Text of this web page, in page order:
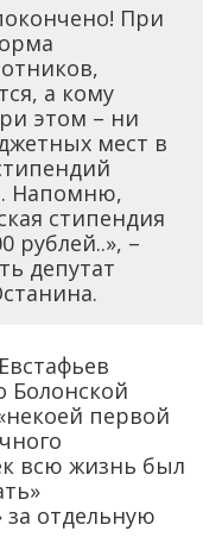
При
а кому
этом – ни
мест в
Напомню,
стипендия
рублей..», –
депутат
Болонской
первой
всю жизнь был
отдельную